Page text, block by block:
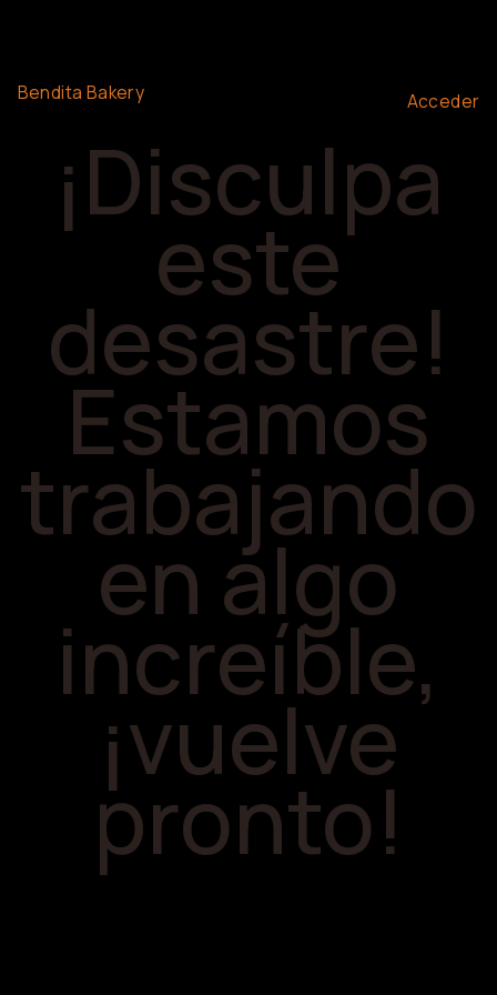
Bendita Bakery Acceder
¡Disculpa
este
desastre!
Estamos
trabajando
en algo
increíble,
¡vuelve
pronto!